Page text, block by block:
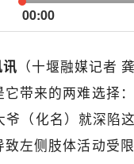
00:00
讯 （十堰融媒记者
它带来的两难选择
爷（化名）就深陷
致左侧肢体活动受